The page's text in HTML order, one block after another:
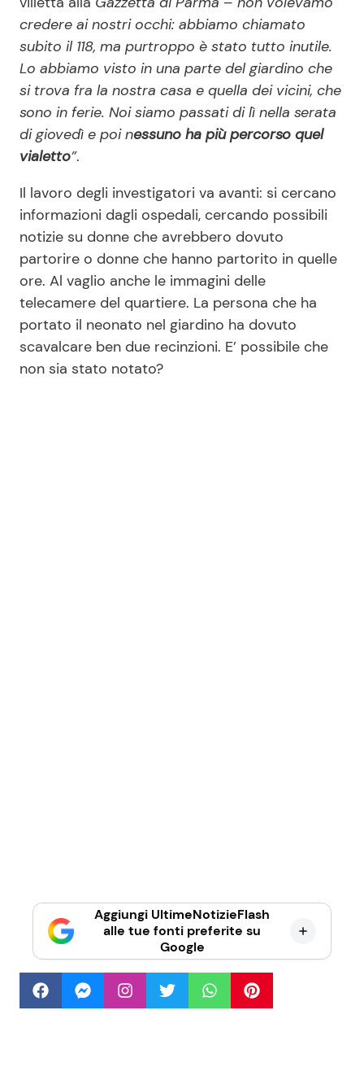
credere ai nostri occhi: abbiamo chiamato
subito il 118, ma purtroppo è stato tutto inutile.
Lo abbiamo visto in una parte del giardino che
si trova fra la nostra casa e quella dei vicini, che
sono in ferie. Noi siamo passati di lì nella serata
di giovedì e poi nessuno ha più percorso quel
vialetto”.
Il lavoro degli investigatori va avanti: si cercano
informazioni dagli ospedali, cercando possibili
notizie su donne che avrebbero dovuto
partorire o donne che hanno partorito in quelle
ore. Al vaglio anche le immagini delle
telecamere del quartiere. La persona che ha
portato il neonato nel giardino ha dovuto
scavalcare ben due recinzioni. E’ possibile che
non sia stato notato?
Aggiungi UltimeNotizieFlash
alle tue fonti preferite su
Google